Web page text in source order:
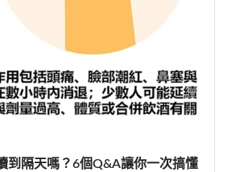
到隔天嗎？6個Q&A讓你一次搞懂